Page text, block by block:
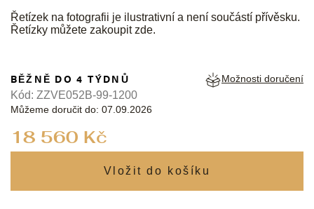
Řetízek na fotografii je ilustrativní a není součástí přívěsku.
Řetízky můžete zakoupitzde.
18 560 Kč
BĚŽNĚ DO 4 TÝDNŮ
Můžeme doručit do: 07.09.2026
Možnosti doručení
Kód: ZZVE052B-99-1200